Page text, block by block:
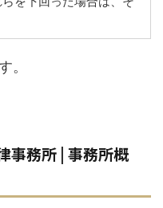
。
事務所 | 事務所概